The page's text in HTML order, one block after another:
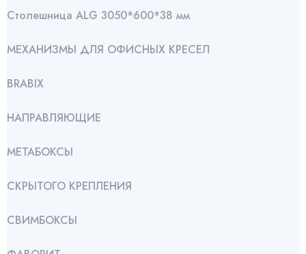
Столешница ALG 3050*600*38 мм
МЕХАНИЗМЫ ДЛЯ ОФИСНЫХ КРЕСЕЛ
BRABIX
НАПРАВЛЯЮЩИЕ
МЕТАБОКСЫ
СКРЫТОГО КРЕПЛЕНИЯ
СВИМБОКСЫ